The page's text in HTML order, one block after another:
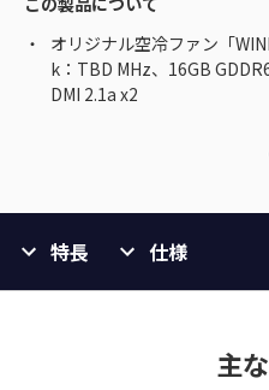
オリジナル空冷ファン「
k：TBD MHz、16GB
DMI 2.1a x2
特長 仕様
主